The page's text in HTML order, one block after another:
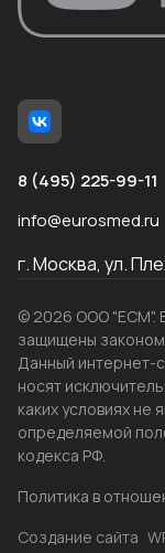
8 (495) 225-99-11
info@eurosmed.ru
г. Москва, ул.
© 2026 ООО "ЕСМ".
защищены
Данный интернет-
носят
каких условиях не
определяемой
кодекса РФ.
Политика в
Создание сайта